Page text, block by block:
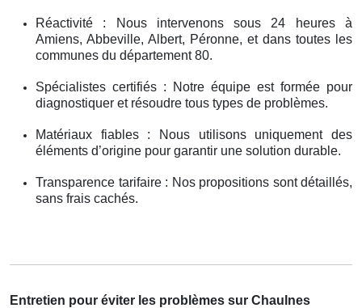
Réactivité : Nous intervenons sous 24 heures à
Amiens, Abbeville, Albert, Péronne, et dans toutes les
communes du département 80.
Spécialistes certifiés : Notre équipe est formée pour
diagnostiquer et résoudre tous types de problèmes.
Matériaux fiables : Nous utilisons uniquement des
éléments d’origine pour garantir une solution durable.
Transparence tarifaire : Nos propositions sont détaillés,
sans frais cachés.
Entretien pour éviter les problèmes sur Chaulnes